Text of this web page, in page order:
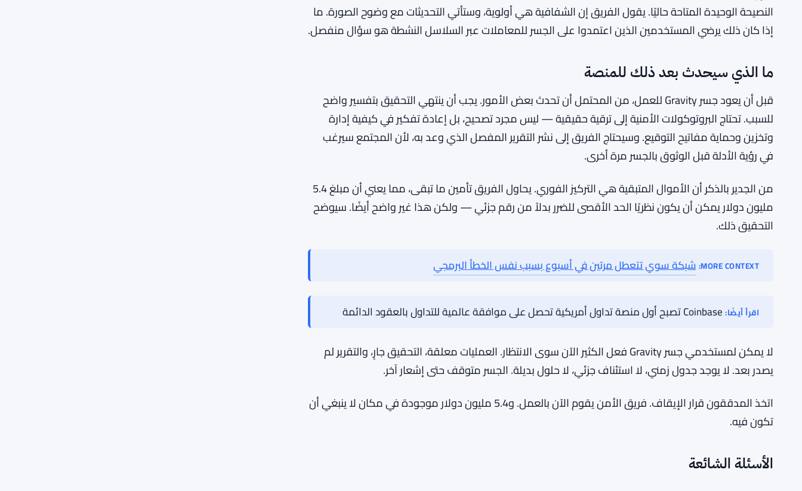
أقل عدد من
حدوث الاختراق، وما هو نطاق الضرر بالضبط، وما هي الترقيات الأمنية القادمة. لا يوجد جدول زمني لهذا
التقرير. لا يوجد جدول زمني لإعادة الفتح. كلاهما غير معروف في هذه المرحلة.
يتم إخبار الأطراف المعنية بمتابعة القنوات الرسمية. ربما يكون هذا هو النصيحة الصحيحة، وأيضًا نوعًا ما
النصيحة الوحيدة المتاحة حاليًا. يقول الفريق إن الشفافية هي أولوية، وستأتي التحديثات مع وضوح الصورة. ما
إذا كان ذلك يرضي المستخدمين الذين اعتمدوا على الجسر للمعاملات عبر السلاسل النشطة هو سؤال منفصل.
ما الذي سيحدث بعد ذلك للمنصة
وتخزين وحماية مفاتيح التوقيع. وسيحتاج الفريق إلى نشر التقرير المفصل الذي وعد به، لأن المجتمع سيرغب
في رؤية الأدلة قبل الوثوق بالجسر مرة أخرى.
التحقيق ذلك.